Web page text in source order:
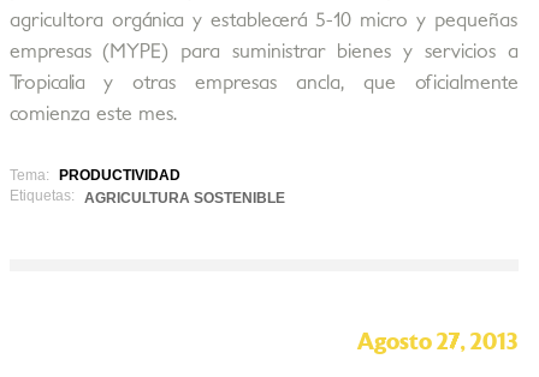
agricultora orgánica y establecerá 5-10 micro y pequeñas
empresas (MYPE) para suministrar bienes y servicios a
Tropicalia y otras empresas ancla, que oficialmente
comienza este mes.
Tema:
PRODUCTIVIDAD
Etiquetas:
AGRICULTURA SOSTENIBLE
Agosto 27, 2013